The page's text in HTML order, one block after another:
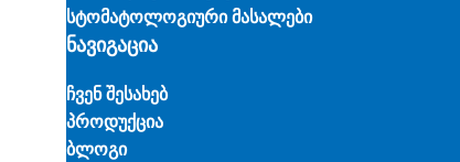
სტომატოლოგიური მასალები
ნავიგაცია
ჩვენ შესახებ
პროდუქცია
ბლოგი